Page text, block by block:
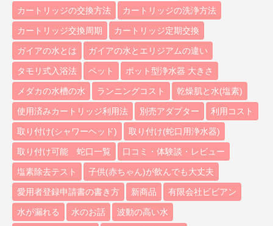
カートリッジの交換方法 カートリッジの洗浄方法
カートリッジ交換周期 カートリッジ定期交換
ガイアの水とは ガイアの水とエリジアムの違い
タモリ式入浴法 ペット ポット型浄水器 大きさ
メダカの水槽の水 ランニングコスト 乾燥肌と水(塩素)
使用済みカートリッジ利用法 別売アダプター 利用コスト
取り付け(シャワーヘッド) 取り付け(蛇口用浄水器)
取り付け可能 蛇口一覧 口コミ・体験談・レビュー
塩素除去テスト 子供(赤ちゃん)が飲んでも大丈夫
愛用者登録申請書の書き方 新商品 有限会社ビビアン
水が漏れる 水のお話 波動の高い水